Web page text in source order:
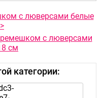
с люверсами белые
с люверсами
см
категории: